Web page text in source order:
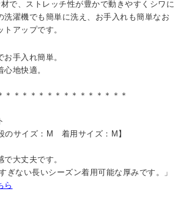
で、ストレッチ性が豊かで動きやすくシワに
洗濯機でも簡単に洗え、お手入れも簡単なお
アップです。
お手入れ簡単。
心地快適。
＊＊＊＊＊＊＊＊＊＊＊＊＊＊＊
のサイズ：M 着用サイズ：M】
大丈夫です。
ない長いシーズン着用可能な厚みです。」
ら